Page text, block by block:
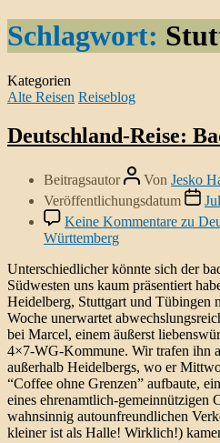
Schlagwort:
Kategorien
Alte Reisen Reiseblog
Deutschland-Reise:
Beitragsautor Von Jesko
Veröffentlichungsdatum
Keine Kommentare zu
Württemberg
Unterschiedlicher könnte sich der
Südwesten uns kaum präsentiert
Heidelberg, Stuttgart und Tübingen
Woche unerwartet
bei Marcel, einem äußerst
4×7-WG-Kommune. Wir trafen ihn
außerhalb Heidelbergs, wo er
“Coffee ohne Grenzen” aufbaute,
eines ehrenamtlich-gemeinnützigen
wahnsinnig autounfreundlichen
kleiner ist als Halle! Wirklich!)